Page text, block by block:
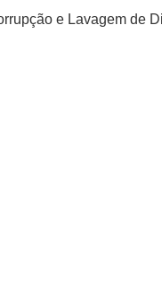
e Lavagem de